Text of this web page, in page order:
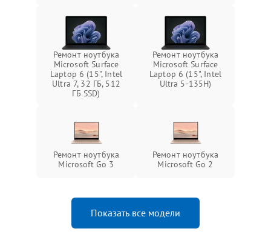
Ремонт ноутбука
Microsoft Surface
Laptop 6 (15", Intel
Ultra 7, 32 ГБ, 512
ГБ SSD)
Ремонт ноутбука
Microsoft Surface
Laptop 6 (15", Intel
Ultra 5-135H)
Ремонт ноутбука
Microsoft Go 3
Ремонт ноутбука
Microsoft Go 2
Показать все модели